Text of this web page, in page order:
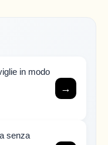
in modo
→
senza